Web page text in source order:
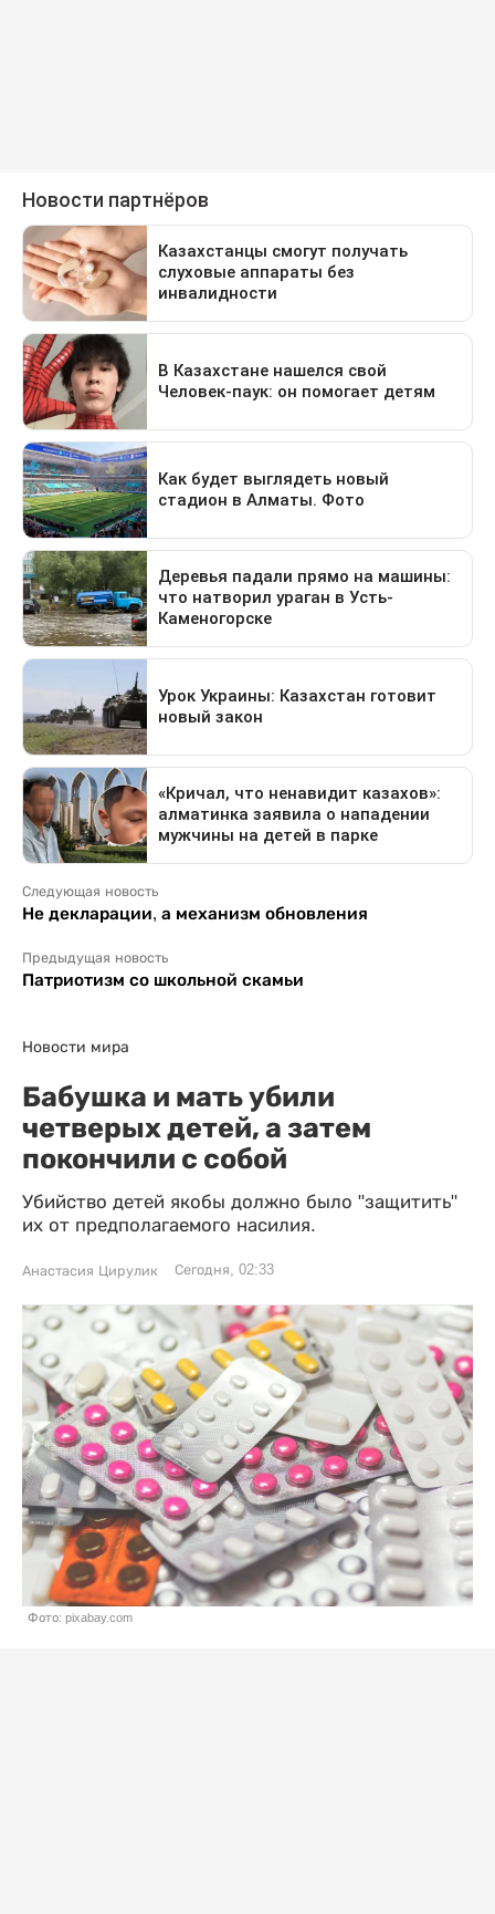
Следующая новость
Не декларации, а механизм обновления
Предыдущая новость
Патриотизм со школьной скамьи
Новости мира
Бабушка и мать убили
четверых детей, а затем
покончили с собой
Убийство детей якобы должно было "защитить"
их от предполагаемого насилия.
Анастасия Цирулик Сегодня, 02:33
Фото: pixabay.com